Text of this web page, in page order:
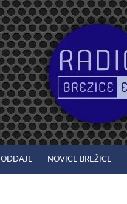
ODDAJE NOVICE BREŽICE